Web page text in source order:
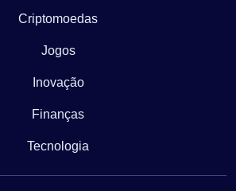
Criptomoedas
Jogos
Inovação
Finanças
Tecnologia